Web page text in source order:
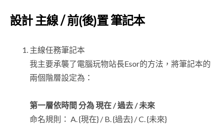
設計 主線 / 前(後)置 筆記本
主線任務筆記本
我主要承襲了電腦玩物站長Esor的方法，將筆記本的
兩個階層設定為：
第一層依時間 分為 現在 / 過去 / 未來
命名規則： A. {現在} / B. {過去} / C. {未來}